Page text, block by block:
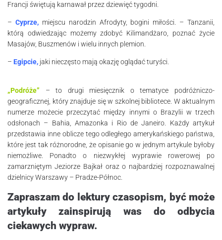
Francji świętują karnawał przez dziewięć tygodni.
– Cyprze,miejscu narodzin Afrodyty, bogini miłości. – Tanzanii,
którą odwiedzając możemy zdobyć Kilimandżaro, poznać życie
Masajów, Buszmenów i wielu innych plemion.
– Egipcie, jaki nieczęsto mają okazję oglądać turyści.
„Podróże” – to drugi miesięcznik o tematyce podróżniczo-
geograficznej, który znajduje się w szkolnej bibliotece. W aktualnym
numerze możecie przeczytać między innymi o Brazylii w trzech
odsłonach – Bahia, Amazonka i Rio de Janeiro. Każdy artykuł
przedstawia inne oblicze tego odległego amerykańskiego państwa,
które jest tak różnorodne, że opisanie go w jednym artykule byłoby
niemożliwe. Ponadto o niezwykłej wyprawie rowerowej po
zamarzniętym Jeziorze Bajkał oraz o najbardziej rozpoznawalnej
dzielnicy Warszawy – Pradze-Północ.
Zapraszam do lektury czasopism, być może
artykuły zainspirują was do odbycia
ciekawych wypraw.